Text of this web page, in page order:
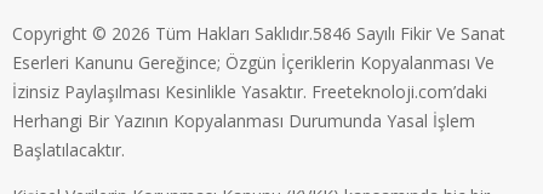
Copyright © 2026 Tüm Hakları Saklıdır.5846 Sayılı Fikir Ve Sanat
Eserleri Kanunu Gereğince; Özgün İçeriklerin Kopyalanması Ve
İzinsiz Paylaşılması Kesinlikle Yasaktır. Freeteknoloji.com’daki
Herhangi Bir Yazının Kopyalanması Durumunda Yasal İşlem
Başlatılacaktır.